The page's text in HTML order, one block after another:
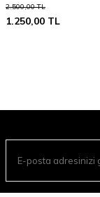
2.500,00TL
1.250,00 TL